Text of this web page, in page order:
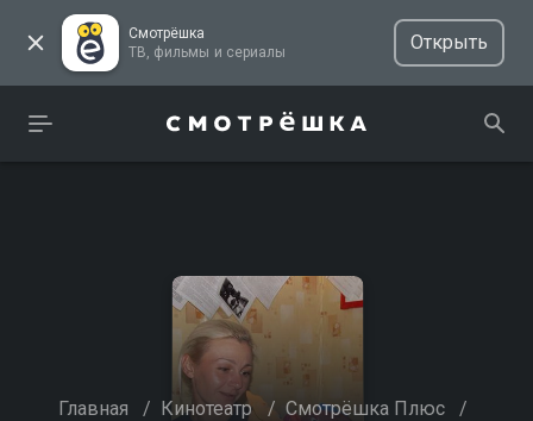
Смотрёшка
ТВ, фильмы и сериалы
Открыть
Главная / Кинотеатр / Смотрёшка Плюс /